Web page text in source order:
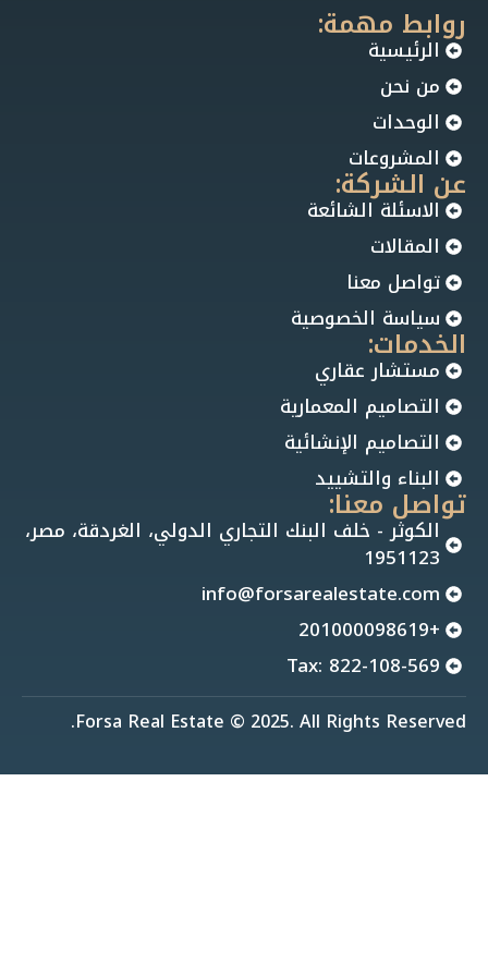
روابط مهمة:
الرئيسية
من نحن
الوحدات
المشروعات
عن الشركة:
الاسئلة الشائعة
المقالات
تواصل معنا
سياسة الخصوصية
الخدمات:
مستشار عقاري
التصاميم المعمارية
التصاميم الإنشائية
البناء والتشييد
تواصل معنا:
الكوثر - خلف البنك التجاري الدولي، الغردقة، مصر،
1951123
info@forsarealestate.com
+201000098619
Tax: 822-108-569
Forsa Real Estate © 2025. All Rights Reserved.